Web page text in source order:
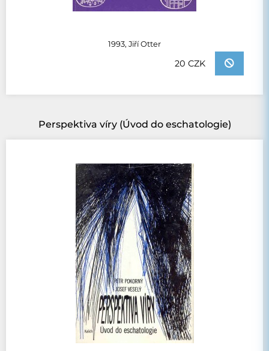
1993, Jiří Otter
20 CZK
Perspektiva víry (Úvod do eschatologie)